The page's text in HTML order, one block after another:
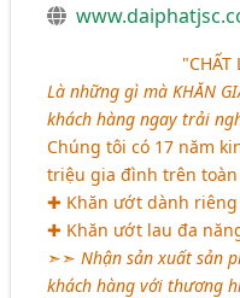
"CHẤT
Là những gì màKHĂN
khách hàng ngay trải
Chúng tôi có 17 năm
triệu gia đình trên toàn
✚ Khăn ướt dành riêng
✚ Khăn ướt lau đa
➣➣Nhận sản xuất sản
khách hàng với thương